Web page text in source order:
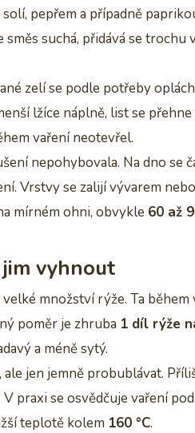
pepřem a případně
suchá, přidává se trochu
zelí se podle potřeby
lžíce náplně, list se přehne
vaření neotevřel.
nepohybovala. Na dno se
Vrstvy se zalijí vývarem
mírném ohni, obvykle 60 až
jim vyhnout
množství rýže. Ta během
poměr je zhruba 1 díl rýže
a méně sytý.
jen jemně probublávat.
praxi se osvědčuje vaření pod
teplotě kolem 160 °C.